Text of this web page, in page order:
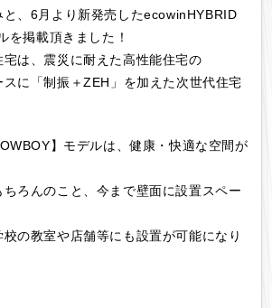
と、6月より新発売したecowinHYBRID
を掲載頂きました！
は、震災に耐えた高性能住宅の
に「制振＋ZEH」を加えた次世代住宅
】モデルは、健康・快適な空間が
ろんのこと、今まで壁面に設置スペー
の教室や店舗等にも設置が可能になり